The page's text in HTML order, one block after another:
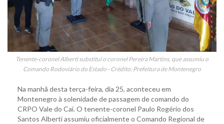
Tenente-coronel Alberti substitui o coronel Pereira Martins, que assumiu o
Comando Rodoviário do Estado - Crédito: Prefeitura de Montenegro
Na manhã desta terça-feira, dia 25, aconteceu em
Montenegro à solenidade de passagem de comando do
CRPO Vale do Caí. O tenente-coronel Paulo Rogério dos
Santos Alberti assumiu oficialmente o Comando Regional de